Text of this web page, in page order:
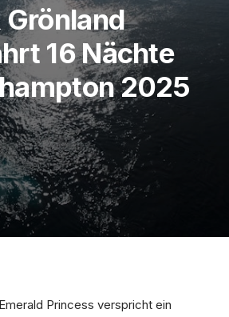
Grönland
16 Nächte
2025
Princess verspricht ein